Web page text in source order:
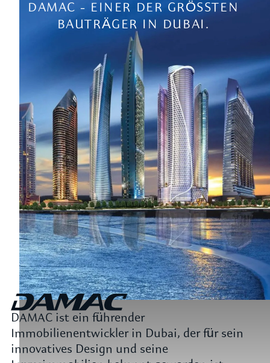
DAMAC - EINER DER GRÖSSTEN
BAUTRÄGER IN DUBAI.
DAMAC ist ein führender
Immobilienentwickler in Dubai, der für sein
innovatives Design und seine